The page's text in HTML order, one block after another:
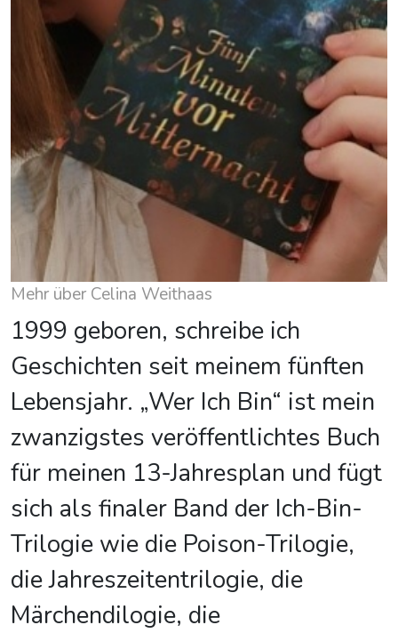
Mehr über Celina Weithaas
1999 geboren, schreibe ich
Geschichten seit meinem fünften
Lebensjahr. „Wer Ich Bin“ ist mein
zwanzigstes veröffentlichtes Buch
für meinen 13-Jahresplan und fügt
sich als finaler Band der Ich-Bin-
Trilogie wie die Poison-Trilogie,
die Jahreszeitentrilogie, die
Märchendilogie, die